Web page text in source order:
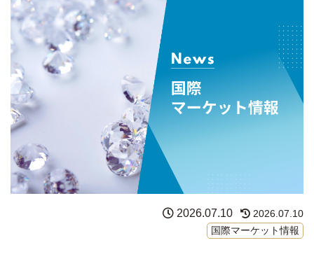
2026.07.10
2026.07.10
国際マーケット情報